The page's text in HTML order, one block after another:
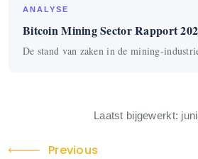
ANALYSE
Bitcoin Mining Sector Rapport
De stand van zaken in de mining-
Laatst bijgewerkt:
Previous